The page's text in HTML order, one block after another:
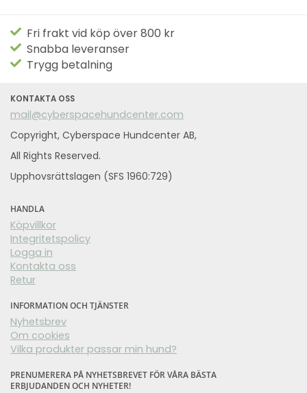
Fri frakt vid köp över 800 kr
Snabba leveranser
Trygg betalning
KONTAKTA OSS
mail@cyberspacehundcenter.com
Copyright, Cyberspace Hundcenter AB,
All Rights Reserved.
Upphovsrättslagen (SFS 1960:729)
HANDLA
Köpvillkor
Integritetspolicy
Logga in
Kontakta oss
Retur
INFORMATION OCH TJÄNSTER
Nyhetsbrev
Om cookies
Vilka produkter passar min hund?
PRENUMERERA PÅ NYHETSBREVET FÖR VÅRA BÄSTA
ERBJUDANDEN OCH NYHETER!